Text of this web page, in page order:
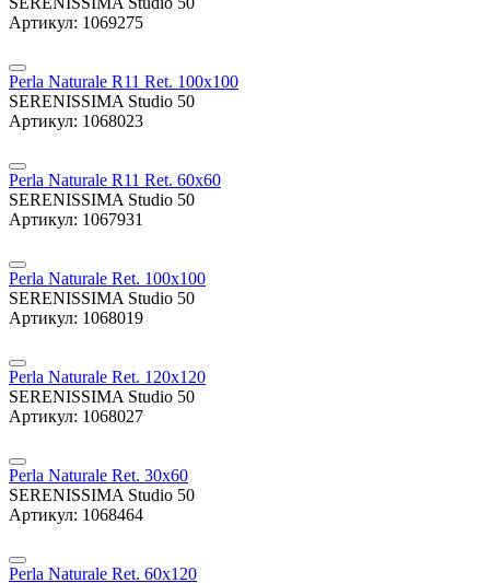
Артикул: 1069275
Perla Naturale R11 Ret. 100x100
SERENISSIMA Studio 50
Артикул: 1068023
Perla Naturale R11 Ret. 60x60
SERENISSIMA Studio 50
Артикул: 1067931
Perla Naturale Ret. 100x100
SERENISSIMA Studio 50
Артикул: 1068019
Perla Naturale Ret. 120x120
SERENISSIMA Studio 50
Артикул: 1068027
Perla Naturale Ret. 30x60
SERENISSIMA Studio 50
Артикул: 1068464
Perla Naturale Ret. 60x120